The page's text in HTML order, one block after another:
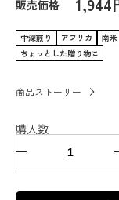
販売価格
中深煎り アフリカ 南米
ちょっとした贈り物に
商品ストーリー
購入数